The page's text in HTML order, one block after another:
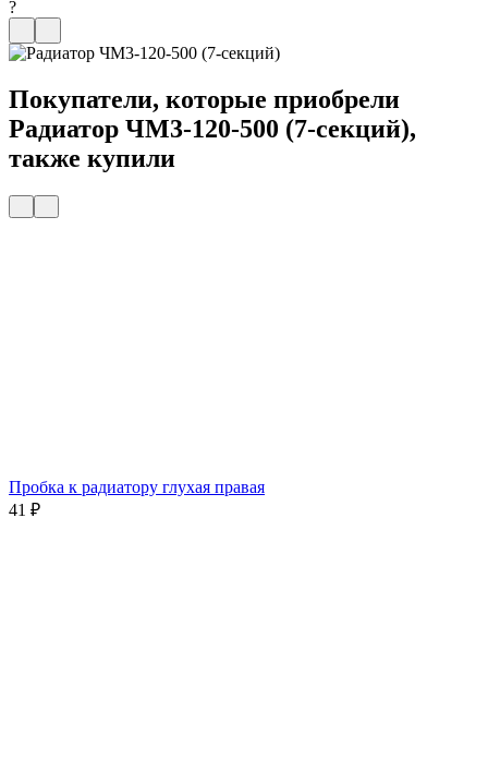
?
Покупатели, которые приобрели
Радиатор ЧМ3-120-500 (7-секций),
также купили
Пробка к радиатору глухая правая
41 ₽